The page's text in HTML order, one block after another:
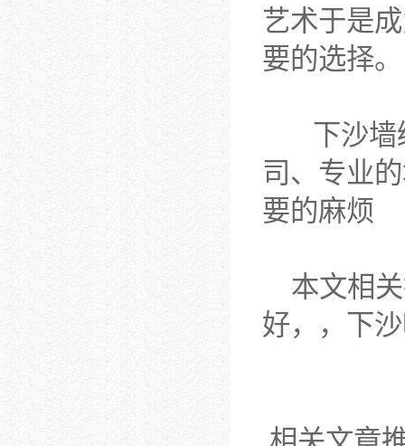
艺术于是
要的选择。
下沙墙绘
司、专业
要的麻烦
本文相关
好，，下